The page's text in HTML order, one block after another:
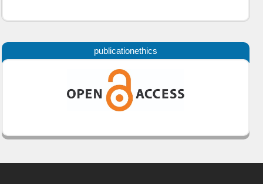
publicationethics